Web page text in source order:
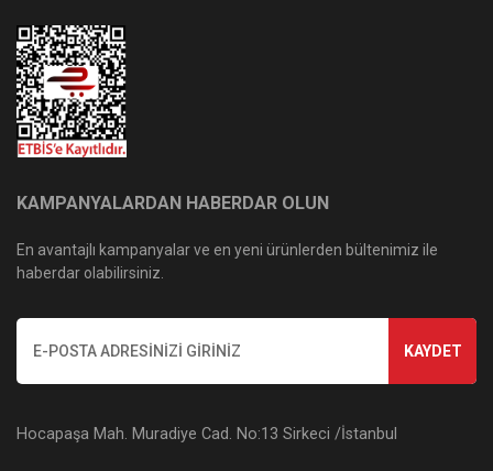
KAMPANYALARDAN HABERDAR OLUN
En avantajlı kampanyalar ve en yeni ürünlerden bültenimiz ile
haberdar olabilirsiniz.
KAYDET
Hocapaşa Mah. Muradiye Cad. No:13 Sirkeci /İstanbul